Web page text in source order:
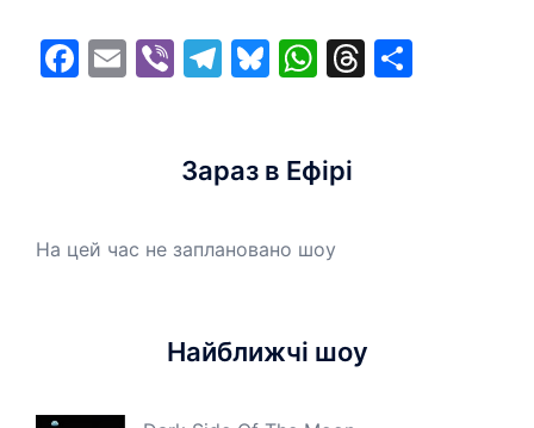
Facebook
EmailViberTelegram
Bluesky
WhatsApp
Threads
Зараз в Ефірі
На цей час не заплановано шоу
Найближчі шоу